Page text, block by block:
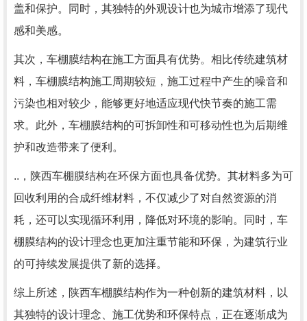
盖和保护。同时，其独特的外观设计也为城市增添了现代
感和美感。
其次，车棚膜结构在施工方面具有优势。相比传统建筑材
料，车棚膜结构施工周期较短，施工过程中产生的噪音和
污染也相对较少，能够更好地适应现代快节奏的施工需
求。此外，车棚膜结构的可拆卸性和可移动性也为后期维
护和改造带来了便利。
..，陕西车棚膜结构在环保方面也具备优势。其材料多为可
回收利用的合成纤维材料，不仅减少了对自然资源的消
耗，还可以实现循环利用，降低对环境的影响。同时，车
棚膜结构的设计理念也更加注重节能和环保，为建筑行业
的可持续发展提供了新的选择。
综上所述，陕西车棚膜结构作为一种创新的建筑材料，以
其独特的设计理念、施工优势和环保特点，正在逐渐成为